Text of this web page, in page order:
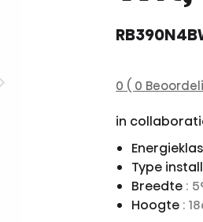
0 ( 0
in
Type
Breedte :
Hoogte :